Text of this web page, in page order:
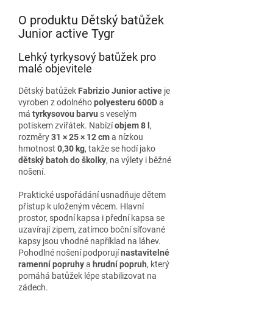
O produktu Dětský batůžek
Junior active Tygr
Lehký tyrkysový batůžek pro
malé objevitele
Dětský batůžek Fabrizio Junior active je
vyroben z odolnéhopolyesteru 600Da
má tyrkysovou barvu s veselým
potiskem zvířátek. Nabízíobjem 8 l ,
rozměry31 × 25 × 12 cma nízkou
hmotnost 0,30 kg, takže se hodí jako
dětský batoh do školky, na výlety i běžné
nošení.
Praktické uspořádání usnadňuje dětem
přístup k uloženým věcem. Hlavní
prostor, spodní kapsa i přední kapsa se
uzavírají zipem, zatímco boční síťované
kapsy jsou vhodné například na láhev.
Pohodlné nošení podporujínastavitelné
ramenní popruhya hrudní popruh, který
pomáhá batůžek lépe stabilizovat na
zádech.